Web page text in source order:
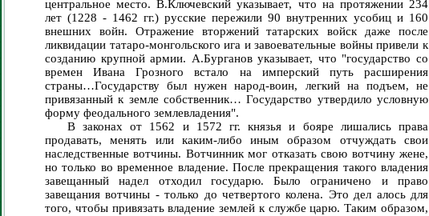
центральное место. В.Ключевский указывает, что на протяжении 234
лет (1228 - 1462 гг.) русские пережили 90 внутренних усобиц и 160
внешних войн. Отражение вторжений татарских войск даже после
ликвидации татаро-монгольского ига и завоевательные войны привели к
созданию крупной армии. А.Бурганов указывает, что "государство со
времен Ивана Грозного встало на имперский путь расширения
страны…Государству был нужен народ-воин, легкий на подъем, не
привязанный к земле собственник… Государство утвердило условную
форму феодального землевладения".
В законах от 1562 и 1572 гг. князья и бояре лишались права
продавать, менять или каким-либо иным образом отчуждать свои
наследственные вотчины. Вотчинник мог отказать свою вотчину жене,
но только во временное владение. После прекращения такого владения
завещанный надел отходил государю. Было ограничено и право
завещания вотчины - только до четвертого колена. Это дел алось для
того, чтобы привязать владение землей к службе царю. Таким образом,